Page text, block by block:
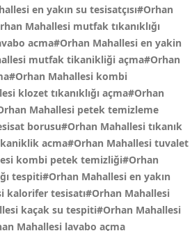
en yakın su tesisatçısı#Orhan
Mahallesi mutfak tıkanıklığı
acma#Orhan Mahallesi en yakin
mutfak tikanikliği açma#Orhan
Mahallesi kombi
klozet tıkanıklığı açma#Orhan
Mahallesi petek temizleme
borusu#Orhan Mahallesi tıkanık
acma#Orhan Mahallesi tuvalet
kombi petek temizliği#Orhan
tespiti#Orhan Mahallesi en yakın
kalorifer tesisatı#Orhan Mahallesi
kaçak su tespiti#Orhan Mahallesi
Mahallesi lavabo açma